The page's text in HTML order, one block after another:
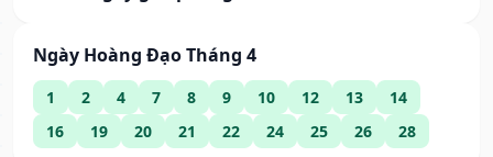
Ngày Hoàng Đạo Tháng 4
1 2 4 7 8 9 10 12 13
14
16
19 20 21 22 24 25 26 28